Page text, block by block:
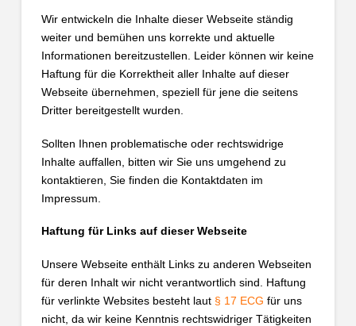
Wir entwickeln die Inhalte dieser Webseite ständig
weiter und bemühen uns korrekte und aktuelle
Informationen bereitzustellen. Leider können wir keine
Haftung für die Korrektheit aller Inhalte auf dieser
Webseite übernehmen, speziell für jene die seitens
Dritter bereitgestellt wurden.
Sollten Ihnen problematische oder rechtswidrige
Inhalte auffallen, bitten wir Sie uns umgehend zu
kontaktieren, Sie finden die Kontaktdaten im
Impressum.
Haftung für Links auf dieser Webseite
Unsere Webseite enthält Links zu anderen Webseiten
für deren Inhalt wir nicht verantwortlich sind. Haftung
für verlinkte Websites besteht laut § 17 ECG für uns
nicht, da wir keine Kenntnis rechtswidriger Tätigkeiten